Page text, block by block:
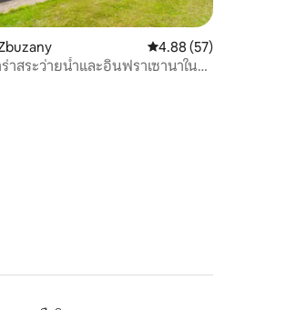
57 รีวิว คะแนนเฉลี่ย 4.88 จาก
4.88 (57)
าสระว่ายน้ำและอินฟราเซานาใน